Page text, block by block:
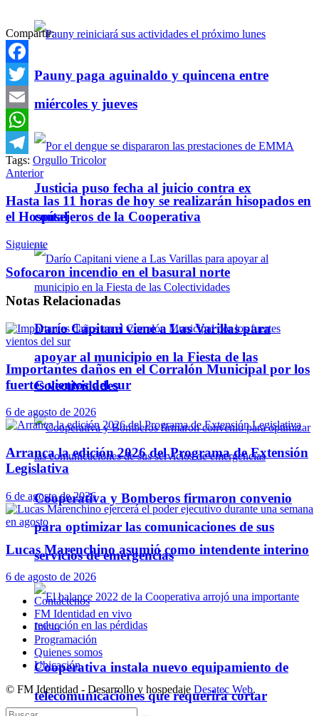
Pauny paga aguinaldo y quincena entre
miércoles y jueves
Justicia puso fecha al juicio contra ex
consejeros de la Cooperativa
Darío Capitani viene a Las Varillas para
apoyar al municipio en la Fiesta de las
Colectividades
Cooperativa y Bomberos firmaron convenio
para optimizar las comunicaciones de sus
servicios de emergencias
Cooperativa instala nuevo equipamiento de
telecomunicaciones que requerirá cortar
Compartir:
Facebook
Twitter
Email
WhatsApp
Telegram
Tags: Orgullo Tricolor
Anterior
Hasta las 11 horas de hoy se realizarán hisopados en
el Hospítal
Siguiente
Sofocaron incendio en el basural norte
Notas Relacionadas
Importantes daños en el Corralón Municipal por los
fuertes vientos del sur
6 de agosto de 2026
Arranca la edición 2026 del Programa de Extensión
Legislativa
6 de agosto de 2026
Lucas Marenchino asumió como intendente interino
6 de agosto de 2026
Contáctenos
FM Identidad en vivo
Inicio
Programación
Quienes somos
Ubicación
© FM Identidad - Desarrollo y hospedaje Desatec Web.